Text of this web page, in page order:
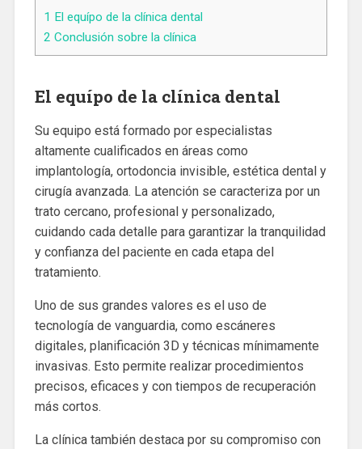
1 El equípo de la clínica dental
2 Conclusión sobre la clínica
El equípo de la clínica dental
Su equipo está formado por especialistas
altamente cualificados en áreas como
implantología, ortodoncia invisible, estética dental y
cirugía avanzada. La atención se caracteriza por un
trato cercano, profesional y personalizado,
cuidando cada detalle para garantizar la tranquilidad
y confianza del paciente en cada etapa del
tratamiento.
Uno de sus grandes valores es el uso de
tecnología de vanguardia, como escáneres
digitales, planificación 3D y técnicas mínimamente
invasivas. Esto permite realizar procedimientos
precisos, eficaces y con tiempos de recuperación
más cortos.
La clínica también destaca por su compromiso con